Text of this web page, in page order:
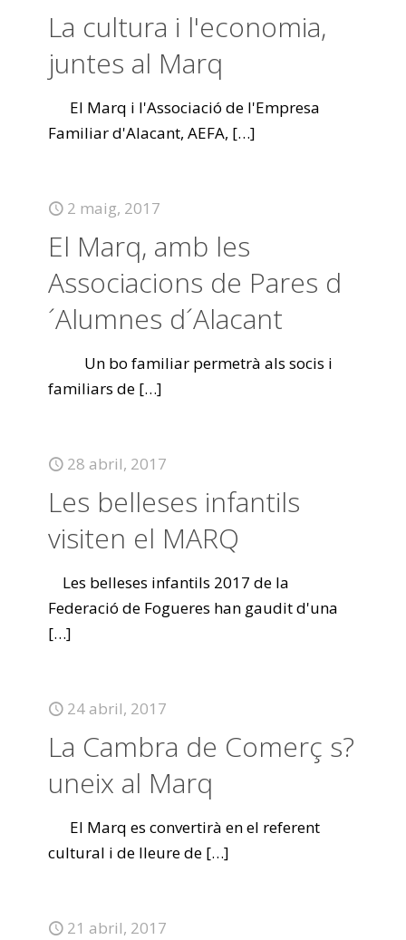
La cultura i l'economia,
juntes al Marq
El Marq i l'Associació de l'Empresa
Familiar d'Alacant, AEFA, […]
2 maig, 2017
El Marq, amb les
Associacions de Pares d
´Alumnes d´Alacant
Un bo familiar permetrà als socis i
familiars de […]
28 abril, 2017
Les belleses infantils
visiten el MARQ
Les belleses infantils 2017 de la
Federació de Fogueres han gaudit d'una
[…]
24 abril, 2017
La Cambra de Comerç s?
uneix al Marq
El Marq es convertirà en el referent
cultural i de lleure de […]
21 abril, 2017